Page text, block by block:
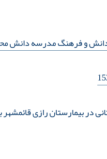
دانش و فرهنگ مدرسه دانش
در بیمارستان رازی